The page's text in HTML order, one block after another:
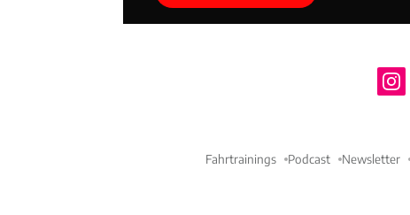
Fahrtrainings Podcast Newsletter